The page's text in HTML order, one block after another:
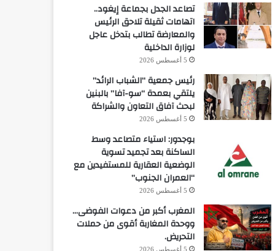
تصاعد الجدل بجماعة إيغود..
اتهامات ثقيلة تلاحق الرئيس
والمعارضة تطالب بتدخل عاجل
لوزارة الداخلية
5 أغسطس 2026
رئيس جمعية “الشباب الرائد”
يلتقي بعمدة “سو-آفا” بالبنين
لبحث آفاق التعاون والشراكة
5 أغسطس 2026
بوجدور: استياء متصاعد وسط
الساكنة بعد تجميد تسوية
الوضعية العقارية للمستفيدين مع
“العمران الجنوب”
5 أغسطس 2026
المغرب أكبر من دعوات الفوضى…
ووحدة المغاربة أقوى من حملات
التحريض.
5 أغسطس 2026